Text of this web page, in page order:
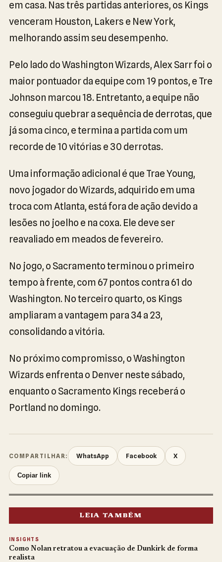
em casa. Nas três partidas anteriores, os Kings
venceram Houston, Lakers e New York,
melhorando assim seu desempenho.
Pelo lado do Washington Wizards, Alex Sarr foi o
maior pontuador da equipe com 19 pontos, e Tre
Johnson marcou 18. Entretanto, a equipe não
conseguiu quebrar a sequência de derrotas, que
já soma cinco, e termina a partida com um
recorde de 10 vitórias e 30 derrotas.
Uma informação adicional é que Trae Young,
novo jogador do Wizards, adquirido em uma
troca com Atlanta, está fora de ação devido a
lesões no joelho e na coxa. Ele deve ser
reavaliado em meados de fevereiro.
No jogo, o Sacramento terminou o primeiro
tempo à frente, com 67 pontos contra 61 do
Washington. No terceiro quarto, os Kings
ampliaram a vantagem para 34 a 23,
consolidando a vitória.
No próximo compromisso, o Washington
Wizards enfrenta o Denver neste sábado,
enquanto o Sacramento Kings receberá o
Portland no domingo.
COMPARTILHAR: WhatsApp Facebook X
Copiar link
LEIA TAMBÉM
INSIGHTS
Como Nolan retratou a evacuação de Dunkirk de forma
realista